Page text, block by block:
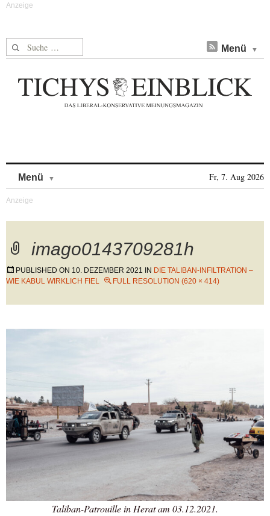
Suche nach: Menü
Menü Fr, 7. Aug 2026
imago0143709281h
PUBLISHED ON 10. DEZEMBER 2021 IN DIE TALIBAN-INFILTRATION –
WIE KABUL WIRKLICH FIEL
FULL RESOLUTION (620 × 414)
Taliban-Patrouille in Herat am 03.12.2021.